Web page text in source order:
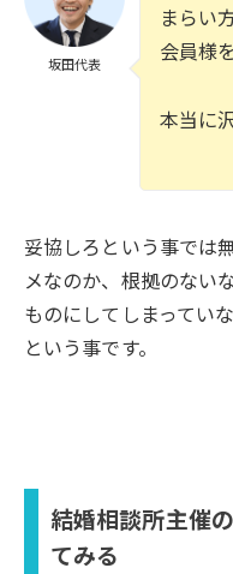
坂田代表
まらい
会員様を
本当に
妥協しろという事では
メなのか、根拠のない
ものにしてしまってい
という事です。
結婚相談所主催
てみる